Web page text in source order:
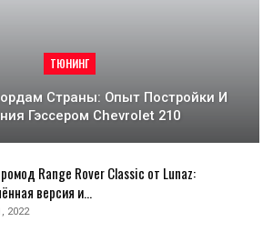
ТЮНИНГ
Страны: Опыт Постройки И
Гэссером Chevrolet 210
Range Rover Classic от Lunaz:
версия и…
2022